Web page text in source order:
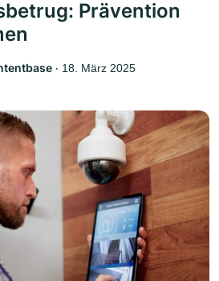
Prävention
‧ 18. März 2025